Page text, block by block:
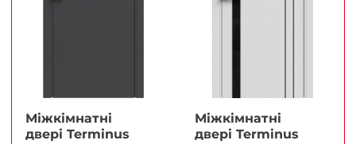
Міжкімнатні
двері Terminus
Міжкімнатні
двері Terminus